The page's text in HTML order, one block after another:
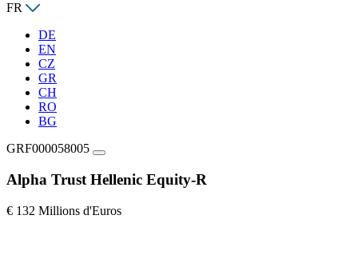
FR
DE
EN
CZ
GR
CH
RO
BG
GRF000058005
Alpha Trust Hellenic Equity-R
€ 132 Millions d'Euros